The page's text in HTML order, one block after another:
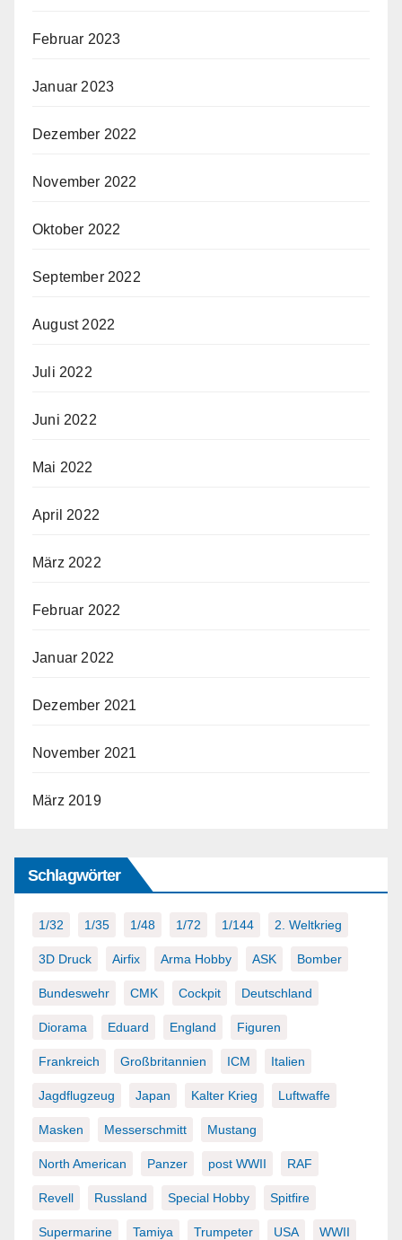
Februar 2023
Januar 2023
Dezember 2022
November 2022
Oktober 2022
September 2022
August 2022
Juli 2022
Juni 2022
Mai 2022
April 2022
März 2022
Februar 2022
Januar 2022
Dezember 2021
November 2021
März 2019
Schlagwörter
1/32 1/35 1/48 1/72 1/144 2. Weltkrieg
3D Druck Airfix Arma Hobby ASK Bomber
Bundeswehr CMK Cockpit Deutschland
Diorama Eduard England Figuren
Frankreich Großbritannien ICM Italien
Jagdflugzeug Japan Kalter Krieg Luftwaffe
Masken Messerschmitt Mustang
North American Panzer post WWII RAF
Revell Russland Special Hobby Spitfire
Supermarine Tamiya Trumpeter USA WWII